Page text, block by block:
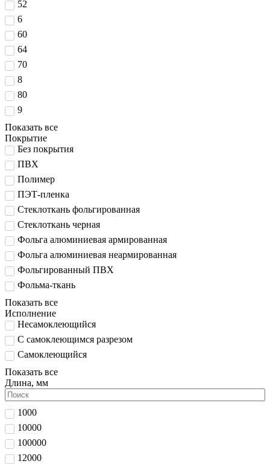
52
6
60
64
70
8
80
9
Показать все
Покрытие
Без покрытия
ПВХ
Полимер
ПЭТ-пленка
Стеклоткань фольгированная
Стеклоткань черная
Фольга алюминиевая армированная
Фольга алюминиевая неармированная
Фольгированный ПВХ
Фольма-ткань
Показать все
Исполнение
Несамоклеющийся
С самоклеющимся разрезом
Самоклеющийся
Показать все
Длина, мм
1000
10000
100000
12000